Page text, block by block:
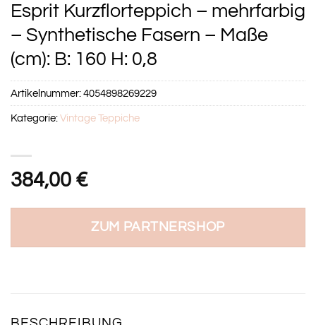
Esprit Kurzflorteppich – mehrfarbig
– Synthetische Fasern – Maße
(cm): B: 160 H: 0,8
384,00 €
ZUM PARTNERSHOP
Artikelnummer:4054898269229
Kategorie:Vintage Teppiche